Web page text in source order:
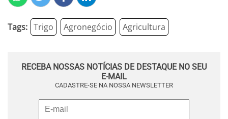
Tags: Trigo Agronegócio Agricultura
RECEBA NOSSAS NOTÍCIAS DE DESTAQUE NO SEU
E-MAIL
CADASTRE-SE NA NOSSA NEWSLETTER